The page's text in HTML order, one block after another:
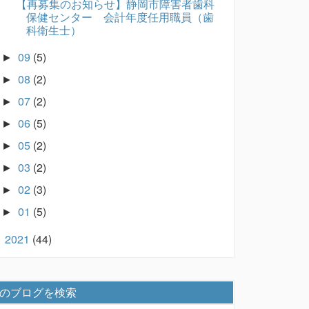
【再募集のお知らせ】静岡市障害者歯科
保健センター 会計年度任用職員（歯
科衛生士）
► 09 (5)
► 08 (2)
► 07 (2)
► 06 (5)
► 05 (2)
► 03 (2)
► 02 (3)
► 01 (5)
2021 (44)
ブログを検索